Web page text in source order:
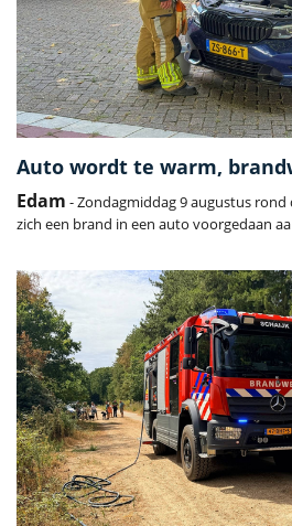
Auto wordt te warm,
Edam - Zondagmiddag 9 augustus
zich een brand in een auto voorgedaan